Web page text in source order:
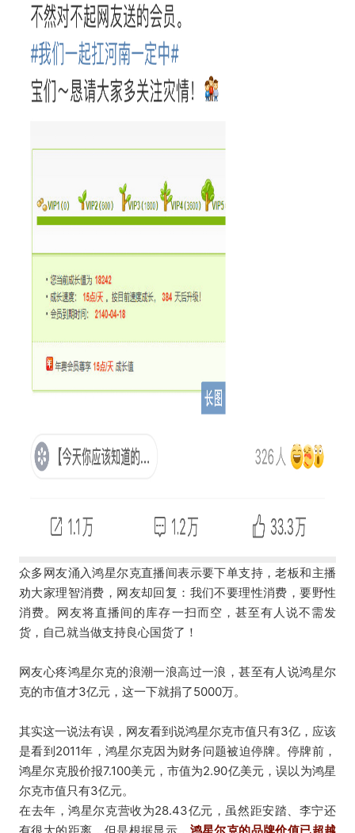
众多网友涌入鸿星尔克直播间表示要下单支持，老板和主播
劝大家理智消费，网友却回复：我们不要理性消费，要野性
消费。网友将直播间的库存一扫而空，甚至有人说不需发
货，自己就当做支持良心国货了！
网友心疼鸿星尔克的浪潮一浪高过一浪，甚至有人说鸿星尔
克的市值才3亿元，这一下就捐了5000万。
其实这一说法有误，网友看到说鸿星尔克市值只有3亿，应该
是看到2011年，鸿星尔克因为财务问题被迫停牌。停牌前，
鸿星尔克股价报7.100美元，市值为2.90亿美元，误以为鸿星
尔克市值只有3亿元。
在去年，鸿星尔克营收为28.43亿元，虽然距安踏、李宁还